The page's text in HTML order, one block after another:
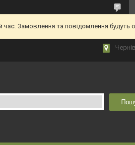
Замовлення та повідомлення будуть